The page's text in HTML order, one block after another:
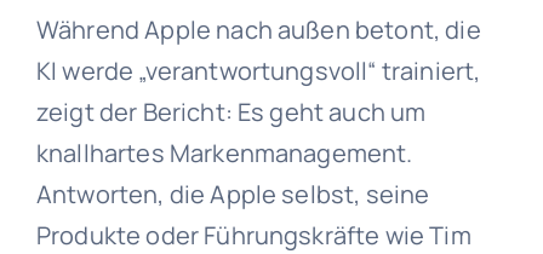
Während Apple nach außen betont, die
KI werde „verantwortungsvoll“ trainiert,
zeigt der Bericht: Es geht auch um
knallhartes Markenmanagement.
Antworten, die Apple selbst, seine
Produkte oder Führungskräfte wie Tim